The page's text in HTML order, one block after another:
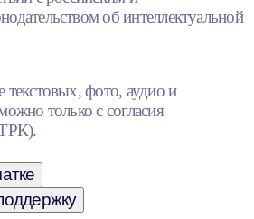
об интеллектуальной
фото, аудио и
только с согласия